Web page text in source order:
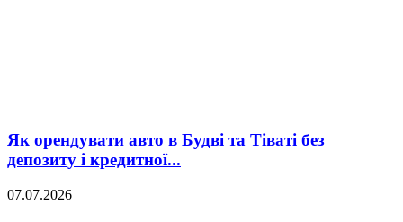
Як орендувати авто в Будві та Тіваті без
депозиту і кредитної...
07.07.2026